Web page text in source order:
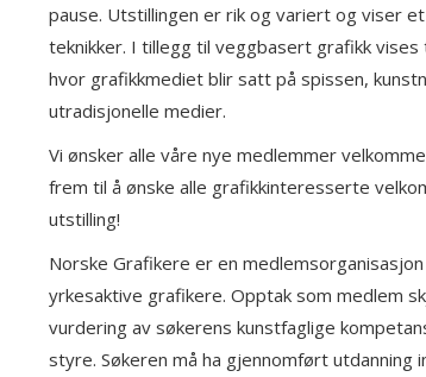
pause. Utstillingen er rik og variert og viser
teknikker. I tillegg til veggbasert grafikk
hvor grafikkmediet blir satt på spissen,
utradisjonelle medier.
Vi ønsker alle våre nye medlemmer
frem til å ønske alle grafikkinteresserte
utstilling!
Norske Grafikere er en
yrkesaktive grafikere. Opptak som medlem
vurdering av søkerens kunstfaglige
styre. Søkeren må ha gjennomført utdanning